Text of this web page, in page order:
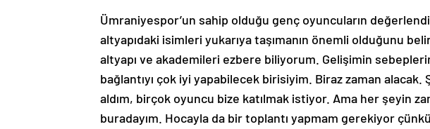
Ümraniyespor’un sahip olduğu genç oyuncuların
altyapıdaki isimleri yukarıya taşımanın önemli olduğunu
altyapı ve akademileri ezbere biliyorum. Gelişimin
bağlantıyı çok iyi yapabilecek birisiyim. Biraz zaman
aldım, birçok oyuncu bize katılmak istiyor. Ama her şeyin
buradayım. Hocayla da bir toplantı yapmam gerekiyor